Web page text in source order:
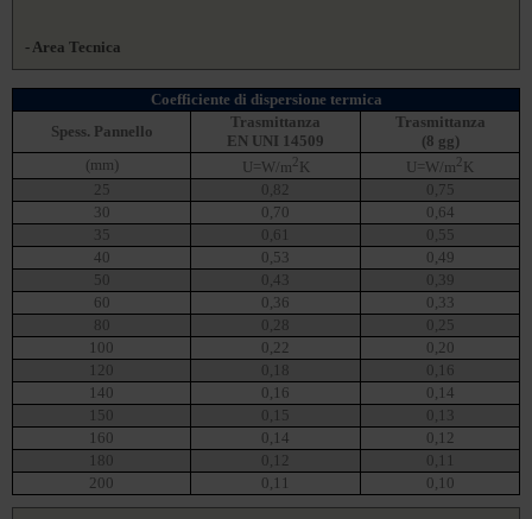
- Area Tecnica
Coefficiente di dispersione termica
Spess. Pannello
Trasmittanza
EN UNI 14509
Trasmittanza
(8 gg)
(mm)
U=W/m 2K U=W/m 2K
25
0,82
0,75
30
0,70
0,64
35
0,61
0,55
40
0,53
0,49
50
0,43
0,39
60
0,36
0,33
80
0,28
0,25
100
0,22
0,20
120
0,18
0,16
140
0,16
0,14
150
0,15
0,13
160
0,14
0,12
180
0,12
0,11
200
0,11 0,10